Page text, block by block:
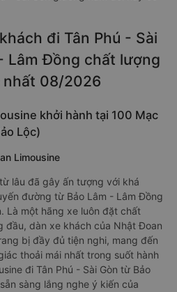
đi Tân Phú - Sài
Lâm Đồng chất lượng
nhất 08/2026
khởi hành tại 100 Mạc
Lộc)
Limousine
lâu đã gây ấn tượng với khá
đường từ Bảo Lâm - Lâm Đồng
Là một hãng xe luôn đặt chất
đầu, dàn xe khách của Nhật Đoan
bị đầy đủ tiện nghi, mang đến
thoải mái nhất trong suốt hành
đi Tân Phú - Sài Gòn từ Bảo
sàng lắng nghe ý kiến của